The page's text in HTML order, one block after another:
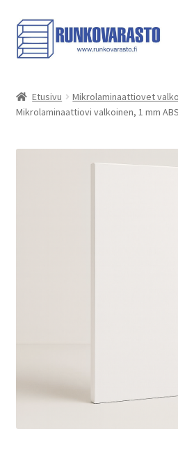
Siirry
navigointiin
Siirry
sisältöön
Kauppa
Ostoskori
Etusivu Mikrolaminaattiovet
Mikrolaminaattiovi valkoinen, 1 mm